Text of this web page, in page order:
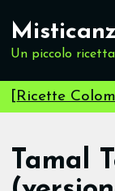
Un piccolo
[Ricette
Tamal